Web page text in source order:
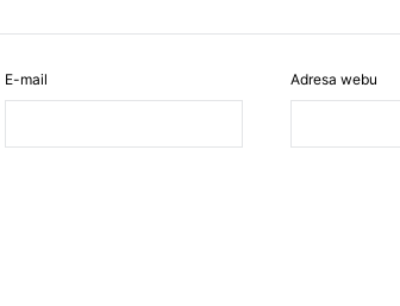
E-mail Adresa webu